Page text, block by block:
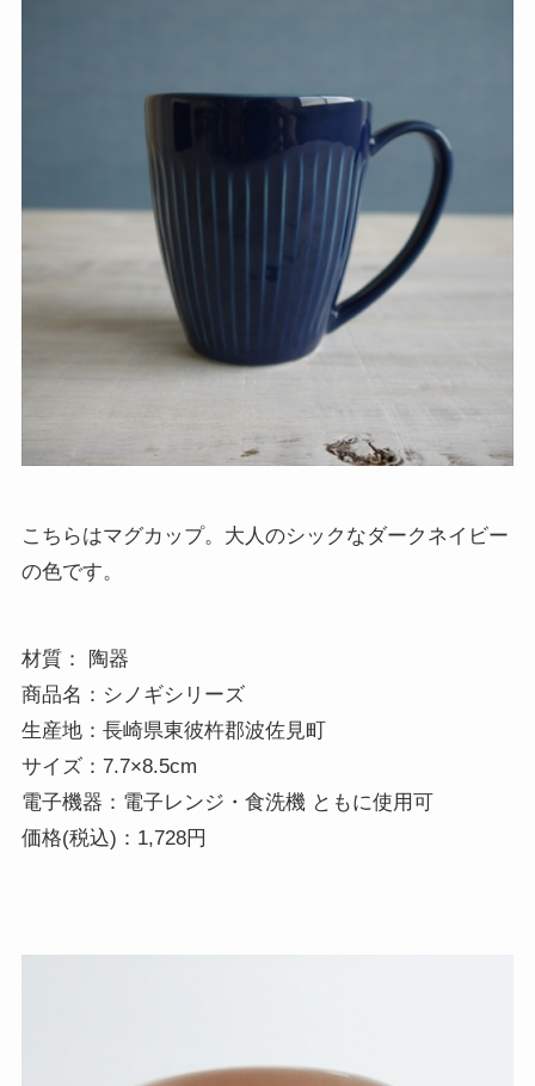
こちらはマグカップ。大人のシックなダークネイビー
の色です。
材質： 陶器
商品名：シノギシリーズ
生産地：長崎県東彼杵郡波佐見町
サイズ：7.7×8.5cm
電子機器：電子レンジ・食洗機 ともに使用可
価格(税込)：1,728円